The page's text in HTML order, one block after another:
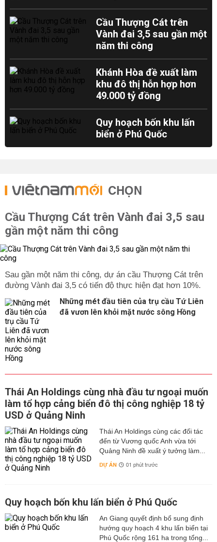
Cầu Thượng Cát trên
Vành đai 3,5 sau gần một
năm thi công
Khánh Hòa đề xuất làm
khu đô thị hỗn hợp hơn
49.000 tỷ đồng
Quy hoạch bốn khu lấn
biển ở Phú Quốc
CHỌN
Cầu Thượng Cát trên Vành đai 3,5 sau
gần một năm thi công
Sau gần một năm thi công, dự án cầu Thượng Cát trên
đường Vành đai 3,5 có tiến độ thực hiện đạt hơn 10%.
Những mét đầu tiên của trụ cầu Tứ Liên
đã vươn lên khỏi mặt nước sông Hồng
Thái An Holdings cùng nhà đầu tư ngoại muốn
làm tổ hợp cảng biển đô thị công nghiệp 18 tỷ
USD ở Quảng Ninh
Thái An Holdings cùng các đối tác
đến từ Vương quốc Anh vừa tới
Quảng Ninh đề xuất ý tưởng làm...
DỰ ÁN 01 phút trước
Quy hoạch bốn khu lấn biển ở Phú Quốc
An Giang quyết định bổ sung định
hướng quy hoạch 4 khu lấn biển tại
Phú Quốc rộng 161 ha trong tổng...